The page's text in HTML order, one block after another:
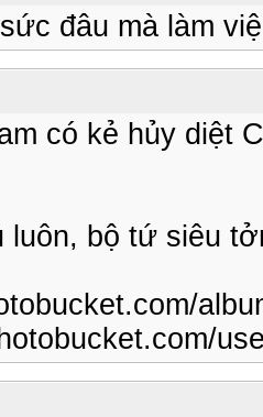
đâu mà làm
có kẻ hủy diệt
luôn, bộ tứ siêu